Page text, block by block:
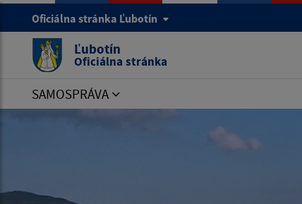
Oficiálna stránka Ľubotín
Ľubotín
Oficiálna stránka
SAMOSPRÁVA